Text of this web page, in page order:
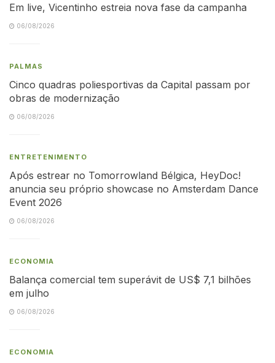
Em live, Vicentinho estreia nova fase da campanha
06/08/2026
PALMAS
Cinco quadras poliesportivas da Capital passam por
obras de modernização
06/08/2026
ENTRETENIMENTO
Após estrear no Tomorrowland Bélgica, HeyDoc!
anuncia seu próprio showcase no Amsterdam Dance
Event 2026
06/08/2026
ECONOMIA
Balança comercial tem superávit de US$ 7,1 bilhões
em julho
06/08/2026
ECONOMIA